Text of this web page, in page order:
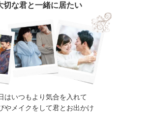
切な君と一緒に居たい
はいつもより気合を入れて
やメイクをして君とお出かけ